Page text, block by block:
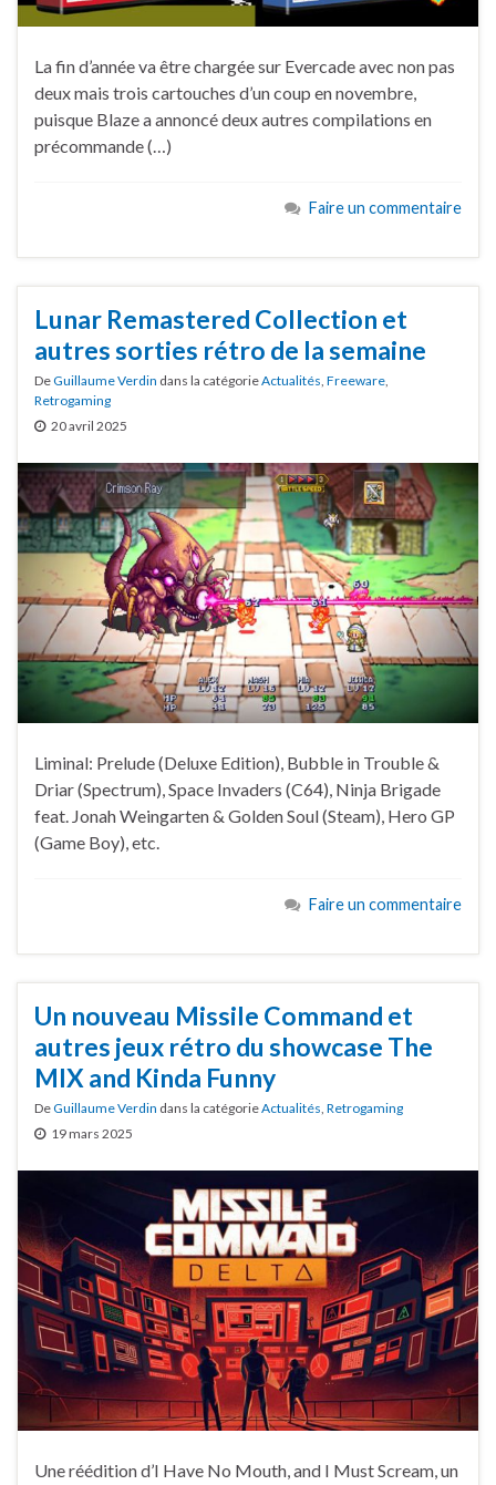
La fin d’année va être chargée sur Evercade avec non pas
deux mais trois cartouches d’un coup en novembre,
puisque Blaze a annoncé deux autres compilations en
précommande (…)
Faire un commentaire
Lunar Remastered Collection et
autres sorties rétro de la semaine
DeGuillaume Verdin dans la catégorieActualités, Freeware,
Retrogaming
20 avril 2025
Liminal: Prelude (Deluxe Edition), Bubble in Trouble &
Driar (Spectrum), Space Invaders (C64), Ninja Brigade
feat. Jonah Weingarten & Golden Soul (Steam), Hero GP
(Game Boy), etc.
Faire un commentaire
Un nouveau Missile Command et
autres jeux rétro du showcase The
MIX and Kinda Funny
DeGuillaume Verdin dans la catégorieActualités, Retrogaming
19 mars 2025
Une réédition d’I Have No Mouth, and I Must Scream, un